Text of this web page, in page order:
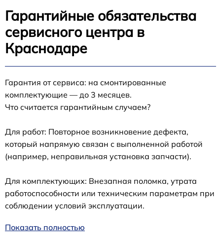
Гарантийные обязательства
сервисного центра в
Краснодаре
Гарантия от сервиса: на смонтированные
комплектующие — до 3 месяцев.
Что считается гарантийным случаем?
Для работ: Повторное возникновение дефекта,
который напрямую связан с выполненной работой
(например, неправильная установка запчасти).
Для комплектующих: Внезапная поломка, утрата
работоспособности или техническим параметрам при
соблюдении условий эксплуатации.
Показать полностью